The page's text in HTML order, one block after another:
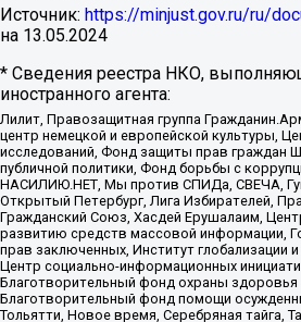
Источник: https://minjust.gov.ru/ru/
на 13.05.2024
* Сведения реестра НКО,
иностранного агента:
Лилит, Правозащитная группа
центр немецкой и европейской культуры,
исследований, Фонд защиты прав граждан
публичной политики, Фонд борьбы с
НАСИЛИЮ.НЕТ, Мы против СПИДа, СВЕЧА,
Открытый Петербург, Лига Избирателей,
Гражданский Союз, Хасдей Ерушалаим,
развитию средств массовой информации,
прав заключенных, Институт глобализации
Центр социально-информационных
Благотворительный фонд охраны здоровья
Благотворительный фонд помощи
Тольятти, Новое время, Серебряная тайга,